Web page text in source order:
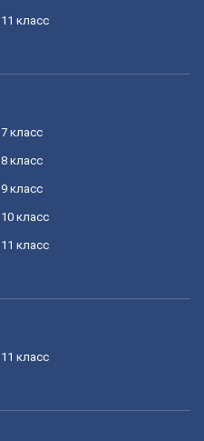
11 класс
7 класс
8 класс
9 класс
10 класс
11 класс
11 класс